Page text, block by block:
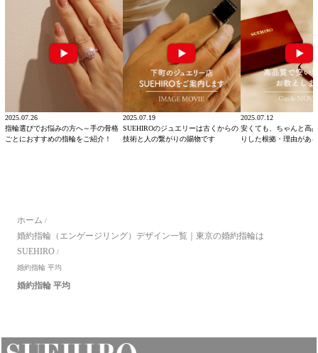
2025.07.26
指輪選びでお悩みの方へ～手の骨格
ごとにおすすめの指輪をご紹介！
2025.07.19
SUEHIROのジュエリーは古くからの
技術と人の繋がりの賜物です
2025.07.12
安くても、ちゃんと高
りした根拠・理由があ
ホーム /
婚約指輪（エンゲージリング）デザイン一覧｜東京の婚約指輪は
SUEHIRO /
婚約指輪 平均
婚約指輪 平均